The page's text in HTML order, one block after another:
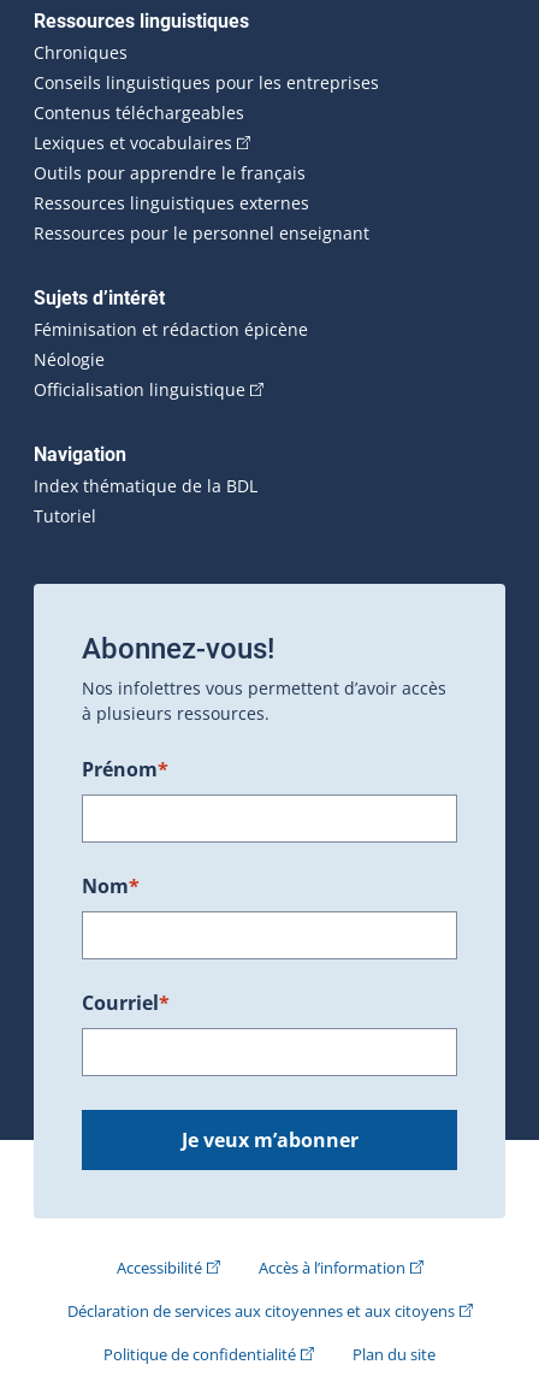
Ressources linguistiques
Chroniques
Conseils linguistiques pour les entreprises
Contenus téléchargeables
Lexiques et vocabulaires (Cet hyperlien externe s'ouvrira
Outils pour apprendre le français
Ressources linguistiques externes
Ressources pour le personnel enseignant
Sujets d’intérêt
Féminisation et rédaction épicène
Néologie
Officialisation linguistique(Cet hyperlien externe s'ouvrira
Navigation
Index thématique de la BDL
Tutoriel
Abonnez-vous!
Nos infolettres vous permettent d’avoir accès
à plusieurs ressources.
Prénom*
Nom*
Courriel*
Je veux m’abonner
Accessibilité(Cet hyperlien externe s'ouvrira dans une
Accès à l’information(Cet hyperlien
Déclaration de services aux citoyennes et aux citoyens(Cet
Politique de confidentialité(Cet hyperlien externe s'ouvrira
Plan du site